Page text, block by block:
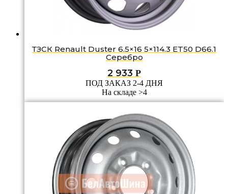
ТЗСК Renault Duster 6.5×16 5×114.3 ET50 D66.1
Серебро
2 933 Р
ПОД ЗАКАЗ 2-4 ДНЯ
На складе >4